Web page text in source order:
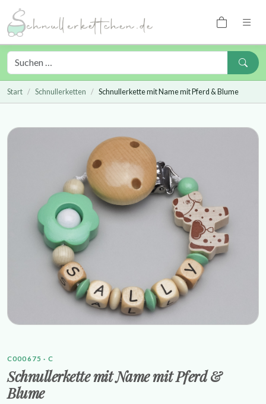
Start Schnullerketten Schnullerkette mit Name mit Pferd & Blume
C000675 · C
Schnullerkette mit Name mit Pferd &
Blume